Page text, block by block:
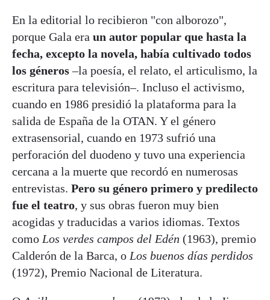
En la editorial lo recibieron "con alborozo",
porque Gala era un autor popular que hasta la
fecha, excepto la novela, había cultivado todos
los géneros–la poesía, el relato, el articulismo, la
escritura para televisión–. Incluso el activismo,
cuando en 1986 presidió la plataforma para la
salida de España de la OTAN. Y el género
extrasensorial, cuando en 1973 sufrió una
perforación del duodeno y tuvo una experiencia
cercana a la muerte que recordó en numerosas
entrevistas. Pero su género primero y predilecto
fue el teatro, y sus obras fueron muy bien
acogidas y traducidas a varios idiomas. Textos
como Los verdes campos del Edén (1963), premio
Calderón de la Barca, o Los buenos días perdidos
(1972), Premio Nacional de Literatura.